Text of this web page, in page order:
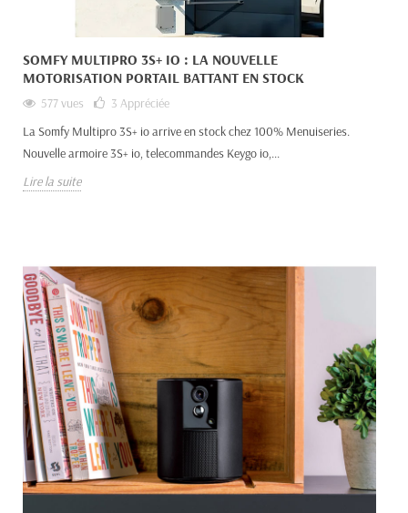
SOMFY MULTIPRO 3S+ IO : LA NOUVELLE
MOTORISATION PORTAIL BATTANT EN STOCK
577 vues 3 Appréciée
La Somfy Multipro 3S+ io arrive en stock chez 100% Menuiseries.
Nouvelle armoire 3S+ io, telecommandes Keygo io,...
Lire la suite